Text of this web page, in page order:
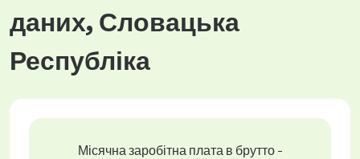
даних, Словацька
Республіка
Місячна заробітна плата в брутто -